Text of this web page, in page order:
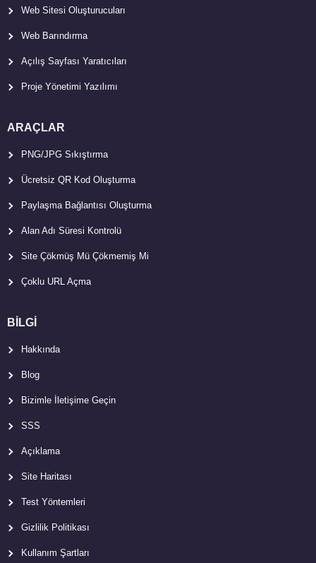
Web Sitesi Oluşturucuları
Web Barındırma
Açılış Sayfası Yaratıcıları
Proje Yönetimi Yazılımı
ARAÇLAR
PNG/JPG Sıkıştırma
Ücretsiz QR Kod Oluşturma
Paylaşma Bağlantısı Oluşturma
Alan Adı Süresi Kontrolü
Site Çökmüş Mü Çökmemiş Mi
Çoklu URL Açma
BİLGİ
Hakkında
Blog
Bizimle İletişime Geçin
SSS
Açıklama
Site Haritası
Test Yöntemleri
Gizlilik Politikası
Kullanım Şartları